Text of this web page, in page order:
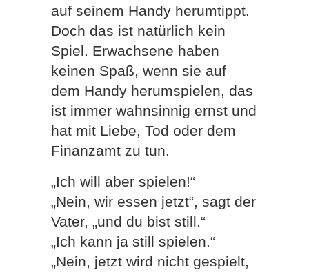
auf seinem Handy herumtippt.
Doch das ist natürlich kein
Spiel. Erwachsene haben
keinen Spaß, wenn sie auf
dem Handy herumspielen, das
ist immer wahnsinnig ernst und
hat mit Liebe, Tod oder dem
Finanzamt zu tun.
„Ich will aber spielen!“
„Nein, wir essen jetzt“, sagt der
Vater, „und du bist still.“
„Ich kann ja still spielen.“
„Nein, jetzt wird nicht gespielt,